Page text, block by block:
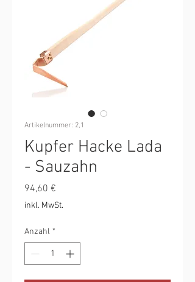
Artikelnummer: 2,1
Kupfer Hacke Lada
- Sauzahn
94,60 €
inkl. MwSt.
Anzahl *